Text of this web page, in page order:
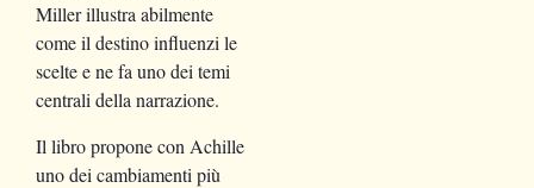
Miller illustra abilmente
come il destino influenzi le
scelte e ne fa uno dei temi
centrali della narrazione.
Il libro propone con Achille
uno dei cambiamenti più